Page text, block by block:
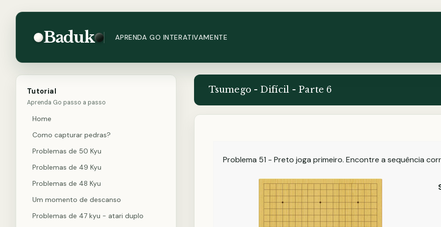
Baduk APRENDA GO INTERATIVAMENTE
Tutorial
Aprenda Go passo a passo
Home
Como capturar pedras?
Problemas de 50 Kyu
Problemas de 49 Kyu
Problemas de 48 Kyu
Um momento de descanso
Problemas de 47 kyu - atari duplo
Tsumego - Difícil - Parte 6
Problema 51 - Preto joga primeiro. Encontre a sequência